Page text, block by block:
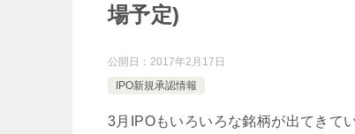
場予定)
公開日： 2017年2月17日
IPO新規承認情報
3月IPOもいろいろな銘柄が出てきて